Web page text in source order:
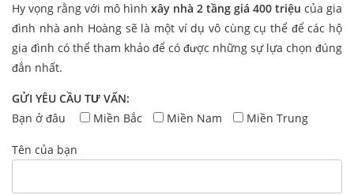
Hy vọng rằng với mô hình xây nhà 2 tầng giá 400 triệu của gia
đình nhà anh Hoàng sẽ là một ví dụ vô cùng cụ thể để các hộ
gia đình có thể tham khảo để có được những sự lựa chọn đúng
đắn nhất.
GỬI YÊU CẦU TƯ VẤN:
Bạn ở đâu
Miền Bắc Miền Nam Miền Trung
Tên của bạn